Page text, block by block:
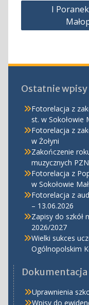
I
Ostatnie wpisy
Fotorelacja z
st. w Sokołowie
Fotorelacja z
w Żołyni
Zakończenie
muzycznych
Fotorelacja z
w Sokołowie
Fotorelacja z
– 13.06.2026
Zapisy do szkół
2026/2027
Wielki sukces
Ogólnopolskim
Dokumentacja
Uprawnienia
Wpisy do